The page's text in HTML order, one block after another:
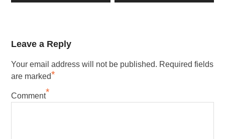
Leave a Reply
Your email address will not be published. Required fields
are marked*
Comment*